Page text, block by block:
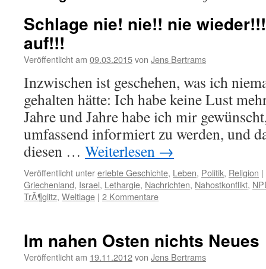
Schlage nie! nie!! nie
auf!!!
Veröffentlicht am 09.03.2015von Jens Bertrams
Inzwischen ist geschehen, was ich
gehalten hätte: Ich habe keine Lust
Jahre und Jahre habe ich mir
umfassend informiert zu werden, und
diesen … Weiterlesen →
Veröffentlicht untererlebte Geschichte, Leben, Politik, Religion |
Griechenland, Israel, Lethargie, Nachrichten, Nahostkonflikt,
TrÃ¶glitz, Weltlage | 2 Kommentare
Im nahen Osten nichts Neues
Veröffentlicht am 19.11.2012von Jens Bertrams